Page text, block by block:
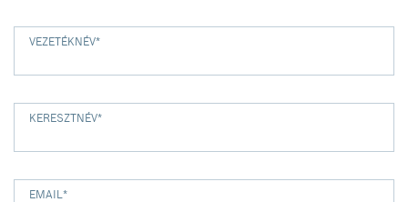
VEZETÉKNÉV*
KERESZTNÉV*
EMAIL*